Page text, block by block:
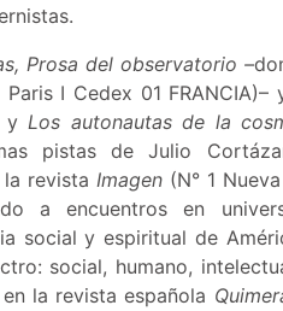
Prosa del observatorio –
I Cedex 01 FRANCIA)–
yLos autonautas de la
pistas de Julio
la revistaImagen (N° 1
a encuentros en
social y espiritual de
social, humano,
la revista española